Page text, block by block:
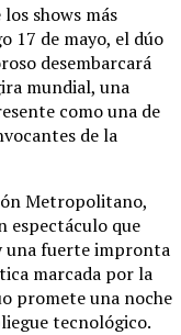
shows más
17 de mayo, el dúo
desembarcará
mundial, una
como una de
de la
Metropolitano,
espectáculo que
una fuerte impronta
marcada por la
promete una noche
tecnológico.